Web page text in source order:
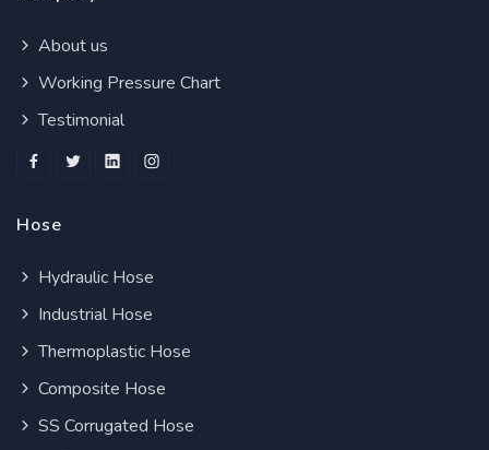
About us
Working Pressure Chart
Testimonial
Hose
Hydraulic Hose
Industrial Hose
Thermoplastic Hose
Composite Hose
SS Corrugated Hose